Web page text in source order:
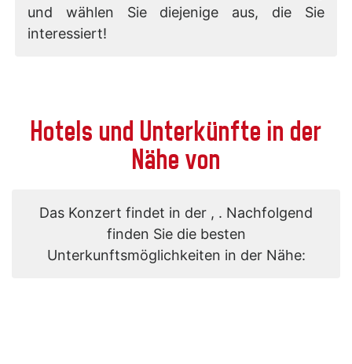
und wählen Sie diejenige aus, die Sie
interessiert!
Hotels und Unterkünfte in der
Nähe von
Das Konzert findet in der , . Nachfolgend
finden Sie die besten
Unterkunftsmöglichkeiten in der Nähe: